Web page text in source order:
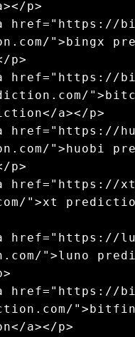
p>
href="https://
">bingx
p>
href="https://
a></p>
href="https://
">huobi
p>
href="https://
">xt
href="https://
">luno
href="https://
a></p>